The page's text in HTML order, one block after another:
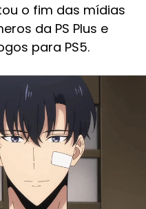
o fim das mídias
da PS Plus e
para PS5.